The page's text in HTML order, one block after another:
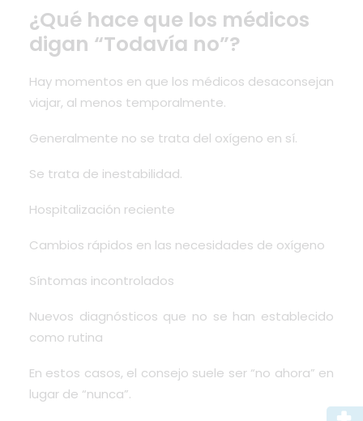
¿Qué hace que los médicos
digan “Todavía no”?
Hay momentos en que los médicos desaconsejan
viajar, al menos temporalmente.
Generalmente no se trata del oxígeno en sí.
Se trata de inestabilidad.
Hospitalización reciente
Cambios rápidos en las necesidades de oxígeno
Síntomas incontrolados
Nuevos diagnósticos que no se han establecido
como rutina
En estos casos, el consejo suele ser “no ahora” en
lugar de “nunca”.